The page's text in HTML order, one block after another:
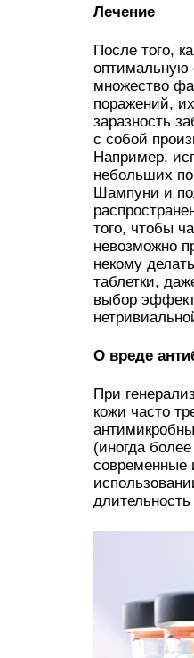
Лечение
После того,
оптимальную
множество
поражений,
заразность
с собой
Например,
небольших
Шампуни и
того, чтобы
невозможно
некому
таблетки,
выбор
О вреде
При
кожи часто
(иногда
современные